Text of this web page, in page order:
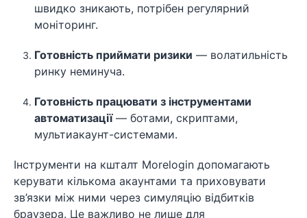
швидко зникають, потрібен регулярний
моніторинг.
Готовність приймати ризики — волатильність
ринку неминуча.
Готовність працювати з інструментами
автоматизації— ботами, скриптами,
мультиакаунт-системами.
Інструменти на кшталт Morelogin допомагають
керувати кількома акаунтами та приховувати
зв’язки між ними через симуляцію відбитків
браузера. Це важливо не лише для